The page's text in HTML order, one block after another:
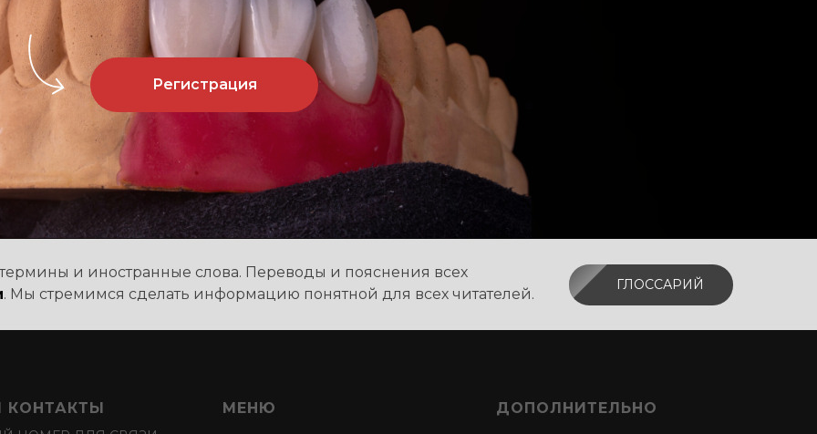
Регистрация
и иностранные слова. Переводы и пояснения всех
. Мы стремимся сделать информацию понятной для всех читателей.
ГЛОССАРИЙ
ДОПОЛНИТЕЛЬНО
МЕНЮ
КОНТАКТЫ